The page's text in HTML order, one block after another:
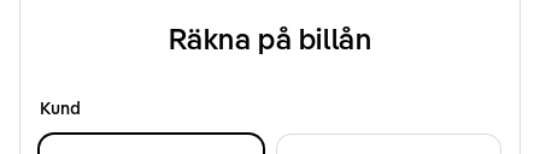
Räkna på billån
Kund